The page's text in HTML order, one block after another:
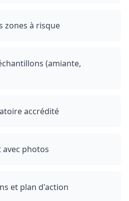
zones à risque
(amiante,
accrédité
photos
et plan d'action